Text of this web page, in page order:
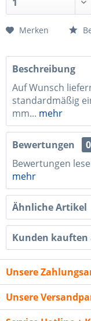
Merken
Beschreibung
Auf Wunsch
standardmäßig
mm... mehr
Bewertungen
0
Bewertungen
mehr
Ähnliche Artikel
Kunden kauften
Unsere
Unsere